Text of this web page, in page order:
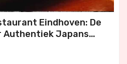
Eindhoven: De
Authentiek Japans